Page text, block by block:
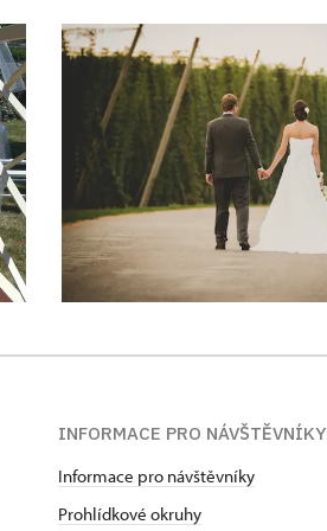
INFORMACE PRO NÁVŠTĚVNÍKY
Informace pro návštěvníky
Prohlídkové okruhy